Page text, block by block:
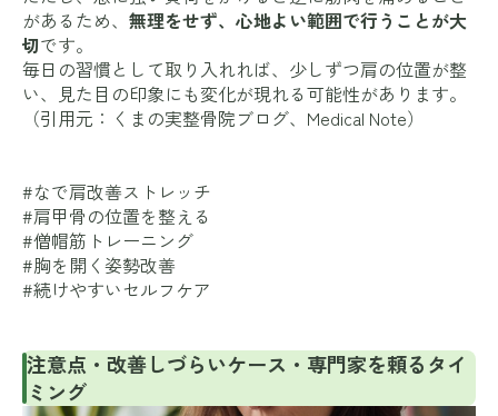
があるため、 無理をせず、心地よい範囲で行うことが大
切です。
毎日の習慣として取り入れれば、少しずつ肩の位置が整
い、見た目の印象にも変化が現れる可能性があります。
（引用元： くまの実整骨院ブログ、 Medical Note）
#なで肩改善ストレッチ
#肩甲骨の位置を整える
#僧帽筋トレーニング
#胸を開く姿勢改善
#続けやすいセルフケア
注意点・改善しづらいケース・専門家を頼るタイ
ミング